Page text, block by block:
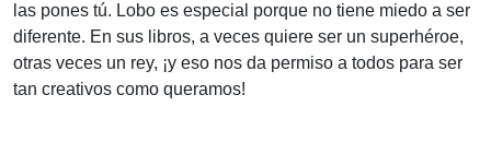
las pones tú. Lobo es especial porque no tiene miedo a ser
diferente. En sus libros, a veces quiere ser un superhéroe,
otras veces un rey, ¡y eso nos da permiso a todos para ser
tan creativos como queramos!